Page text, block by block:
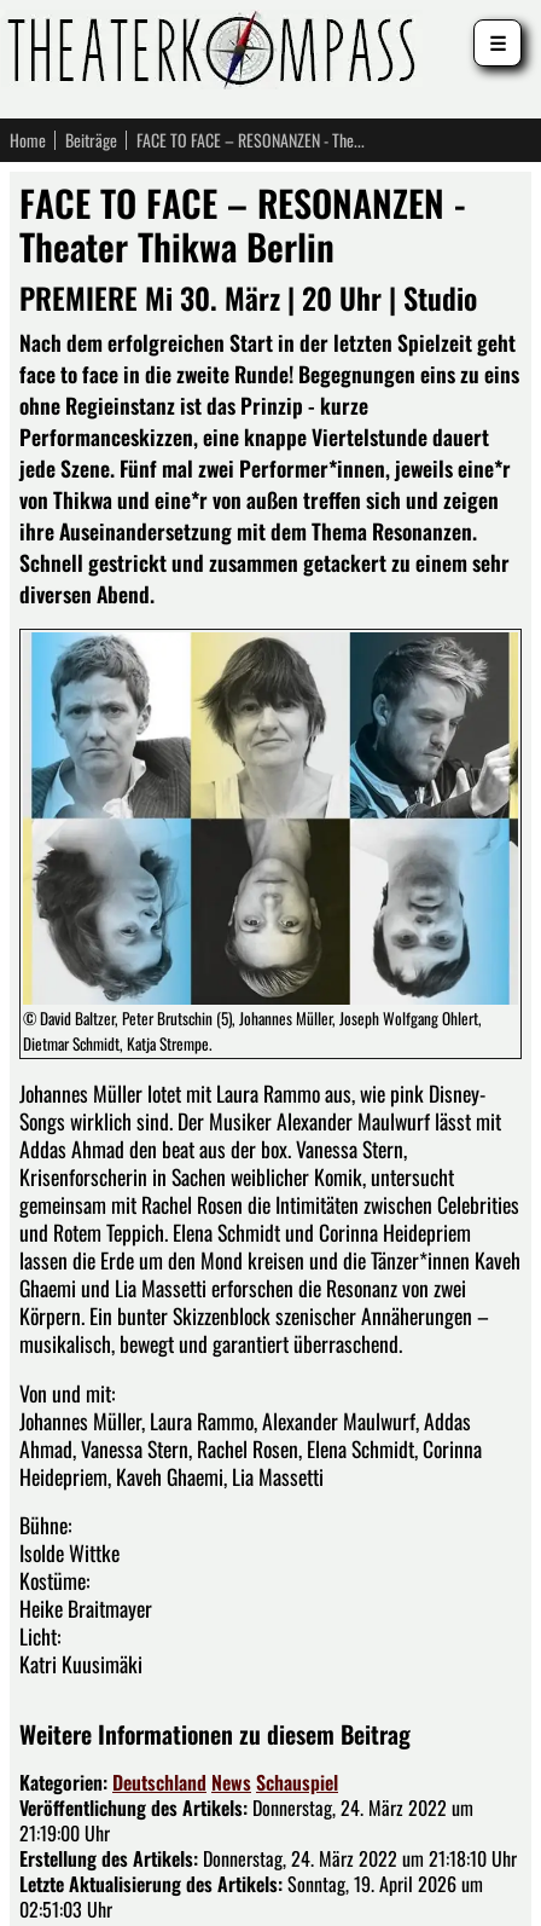
Home Beiträge FACE TO FACE – RESONANZEN - Theater Thikwa Berlin
FACE TO FACE – RESONANZEN -
Theater Thikwa Berlin
PREMIERE Mi 30. März | 20 Uhr | Studio
Nach dem erfolgreichen Start in der letzten Spielzeit geht
face to face in die zweite Runde! Begegnungen eins zu eins
ohne Regieinstanz ist das Prinzip - kurze
Performanceskizzen, eine knappe Viertelstunde dauert
jede Szene. Fünf mal zwei Performer*innen, jeweils eine*r
von Thikwa und eine*r von außen treffen sich und zeigen
ihre Auseinandersetzung mit dem Thema Resonanzen.
Schnell gestrickt und zusammen getackert zu einem sehr
diversen Abend.
© David Baltzer, Peter Brutschin (5), Johannes Müller, Joseph Wolfgang Ohlert,
Dietmar Schmidt, Katja Strempe.
Johannes Müller lotet mit Laura Rammo aus, wie pink Disney-
Songs wirklich sind. Der Musiker Alexander Maulwurf lässt mit
Addas Ahmad den beat aus der box. Vanessa Stern,
Krisenforscherin in Sachen weiblicher Komik, untersucht
gemeinsam mit Rachel Rosen die Intimitäten zwischen Celebrities
und Rotem Teppich. Elena Schmidt und Corinna Heidepriem
lassen die Erde um den Mond kreisen und die Tänzer*innen Kaveh
Ghaemi und Lia Massetti erforschen die Resonanz von zwei
Körpern. Ein bunter Skizzenblock szenischer Annäherungen –
musikalisch, bewegt und garantiert überraschend.
Von und mit:
Johannes Müller, Laura Rammo, Alexander Maulwurf, Addas
Ahmad, Vanessa Stern, Rachel Rosen, Elena Schmidt, Corinna
Heidepriem, Kaveh Ghaemi, Lia Massetti
Bühne:
Isolde Wittke
Kostüme:
Heike Braitmayer
Licht:
Katri Kuusimäki
Weitere Informationen zu diesem Beitrag
Kategorien: Deutschland NewsSchauspiel
Veröffentlichung des Artikels: Donnerstag, 24. März 2022 um
21:19:00 Uhr
Erstellung des Artikels: Donnerstag, 24. März 2022 um 21:18:10 Uhr
Letzte Aktualisierung des Artikels:Sonntag, 19. April 2026 um
02:51:03 Uhr
☰